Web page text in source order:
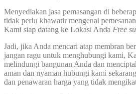
Menyediakan jasa pemasangan di
tidak perlu khawatir mengenai
Kami siap datang ke Lokasi Anda Free
Jadi, jika Anda mencari atap membran
jangan ragu untuk menghubungi kami,
melindungi bangunan Anda dan
aman dan nyaman hubungi kami
dan penawaran harga yang tidak